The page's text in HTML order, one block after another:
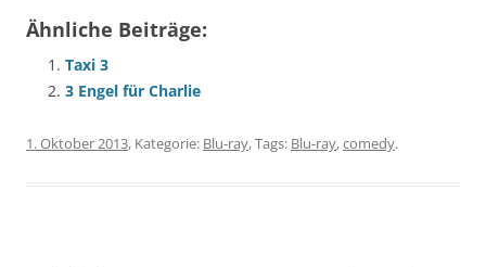
Ähnliche Beiträge:
Taxi 3
3 Engel für Charlie
1. Oktober 2013, Kategorie: Blu-ray, Tags: Blu-ray,comedy.